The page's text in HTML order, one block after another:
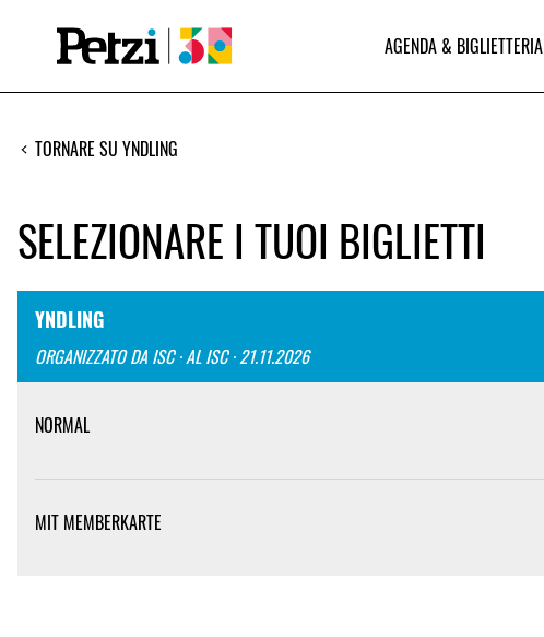
AGENDA & BIGLIETTERIA
TORNARE SU YNDLING
SELEZIONARE I TUOI BIGLIETTI
YNDLING
ORGANIZZATO DA ISC · AL ISC · 21.11.2026
NORMAL
MIT MEMBERKARTE